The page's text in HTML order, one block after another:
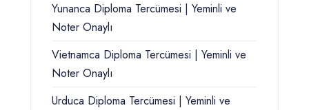
Yunanca Diploma Tercümesi | Yeminli ve
Noter Onaylı
Vietnamca Diploma Tercümesi | Yeminli ve
Noter Onaylı
Urduca Diploma Tercümesi | Yeminli ve